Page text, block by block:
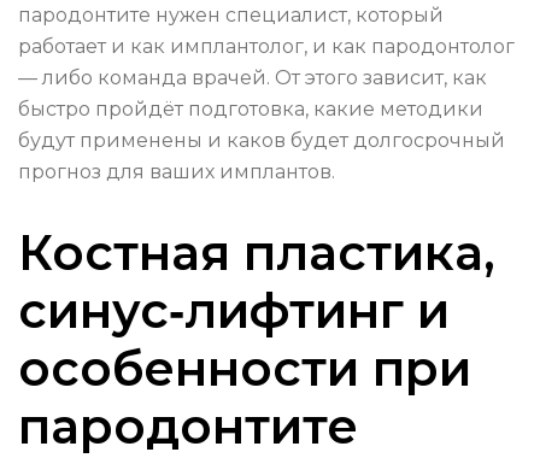
пародонтите нужен специалист, который
работает и как имплантолог, и как пародонтолог
— либо команда врачей. От этого зависит, как
быстро пройдёт подготовка, какие методики
будут применены и каков будет долгосрочный
прогноз для ваших имплантов.
Костная пластика,
синус‑лифтинг и
особенности при
пародонтите